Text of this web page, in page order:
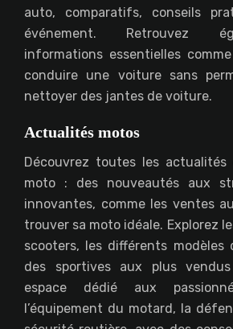
auto, comparatifs, conseils
événement. Retrouvez
informations essentielles
conduire une voiture sans
nettoyer des jantes de voiture.
Actualités motos
Découvrez toutes les
moto : des nouveautés aux
innovantes, comme les ventes
trouver sa moto idéale. Explorez
scooters, les différents modèles
des sportives aux plus
espace dédié aux
l’équipement du motard, la